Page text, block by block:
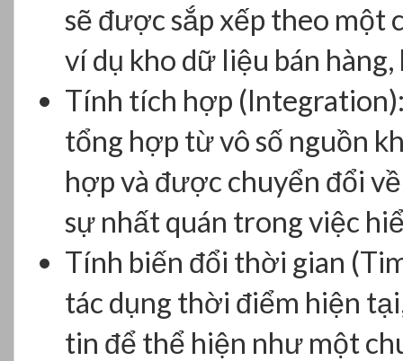
sẽ được sắp xếp theo một
ví dụ kho dữ liệu bán
Tính tích hợp
tổng hợp từ vô số nguồn
hợp và được chuyển đổi
sự nhất quán trong việc
Tính biến đổi thời gian
tác dụng thời điểm hiện
tin để thể hiện như một